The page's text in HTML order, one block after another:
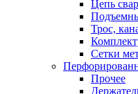
Цепь
Трос,
Сетки
Прочее